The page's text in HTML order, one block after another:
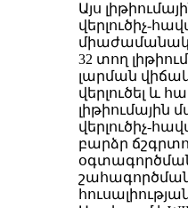
Այս
վերլուծիչ-
միաժամանակ
32 տող
լարման
վերլուծել և
լիթիումային
վերլուծիչ-
բարձր